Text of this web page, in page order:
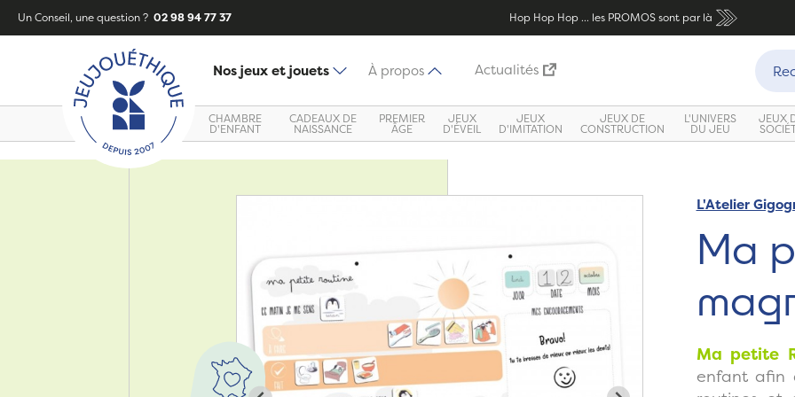
Un Conseil, une question ? 02 98 94 77 37 Hop Hop Hop ... les PROMOS sont par là
Nos jeux et jouets À propos Actualités
CHAMBRE
D'ENFANT
CADEAUX DE
NAISSANCE
PREMIER
ÂGE
JEUX
D'ÉVEIL
JEUX
D'IMITATION
JEUX DE
CONSTRUCTION
L'UNIVERS
DU JEU
JEUX
L'Atelier
Ma
Ma petite
enfant afin